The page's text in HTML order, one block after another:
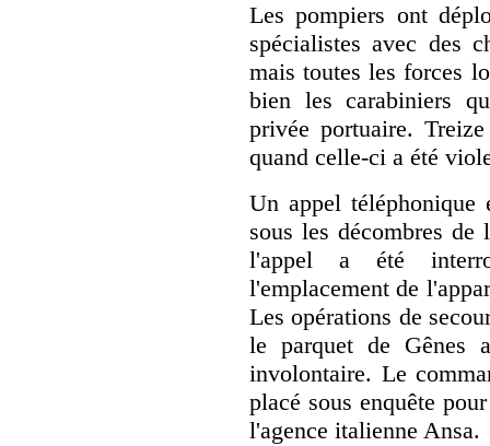
Les pompiers ont
spécialistes avec des
mais toutes les forces
bien les carabiniers
privée portuaire.
quand celle-ci a été
Un appel téléphonique
sous les décombres
l'appel a été
l'emplacement de
Les opérations de
le parquet de Gênes
involontaire. Le
placé sous enquête
l'agence italienne Ansa.